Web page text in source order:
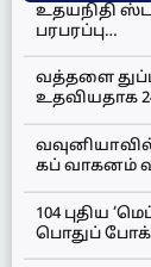
உதயநிதி
பரபரப்பு…
வத்தளை
உதவியதாக
கப் வாகனம்
104 புதிய
பொதுப்